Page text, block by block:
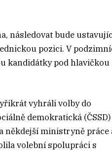
následovat bude
pozici. V
kandidátky pod hlavičkou
vyhráli volby do
demokratická (ČSSD)
někdejší ministryně práce
volební spolupráci s